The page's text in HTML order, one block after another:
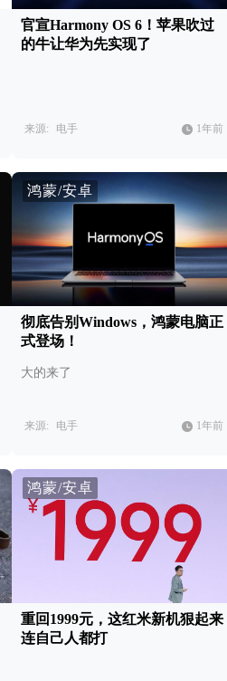
官宣Harmony OS 6！苹果吹过
的牛让华为先实现了
来源: 电手 1年前
鸿蒙/安卓
彻底告别Windows，鸿蒙电脑正
式登场！
大的来了
来源: 电手 1年前
鸿蒙/安卓
重回1999元，这红米新机狠起来
连自己人都打